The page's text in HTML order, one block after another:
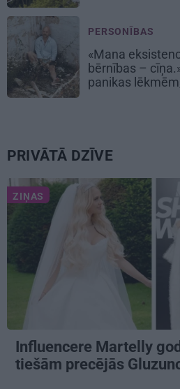
PERSONĪBAS
«Mana
bērnības –
panikas
PRIVĀTĀ DZĪVE
ZIŅAS
Influencere Martelly
tiešām precējās